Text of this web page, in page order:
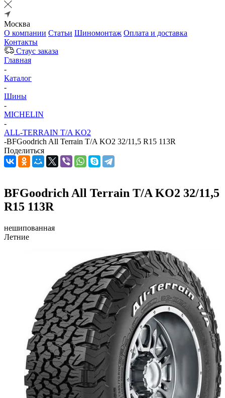
Москва
О компании Статьи Шиномонтаж Оплата и доставка
Контакты
Стаус заказа
Главная
-
Каталог
-
Шины
-
MICHELIN
-
ALL-TERRAIN T/A KO2
-BFGoodrich All Terrain T/A KO2 32/11,5 R15 113R
Поделиться
BFGoodrich All Terrain T/A KO2 32/11,5
R15 113R
нешипованная
Летние